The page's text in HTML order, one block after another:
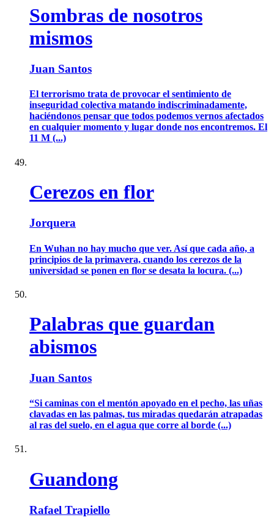
Sombras de nosotros
mismos
Juan Santos
El terrorismo trata de provocar el sentimiento de
inseguridad colectiva matando indiscriminadamente,
haciéndonos pensar que todos podemos vernos afectados
en cualquier momento y lugar donde nos encontremos. El
11 M (...)
Cerezos en flor
Jorquera
En Wuhan no hay mucho que ver. Así que cada año, a
principios de la primavera, cuando los cerezos de la
universidad se ponen en flor se desata la locura. (...)
Palabras que guardan
abismos
Juan Santos
“Si caminas con el mentón apoyado en el pecho, las uñas
clavadas en las palmas, tus miradas quedarán atrapadas
al ras del suelo, en el agua que corre al borde (...)
Guandong
Rafael Trapiello